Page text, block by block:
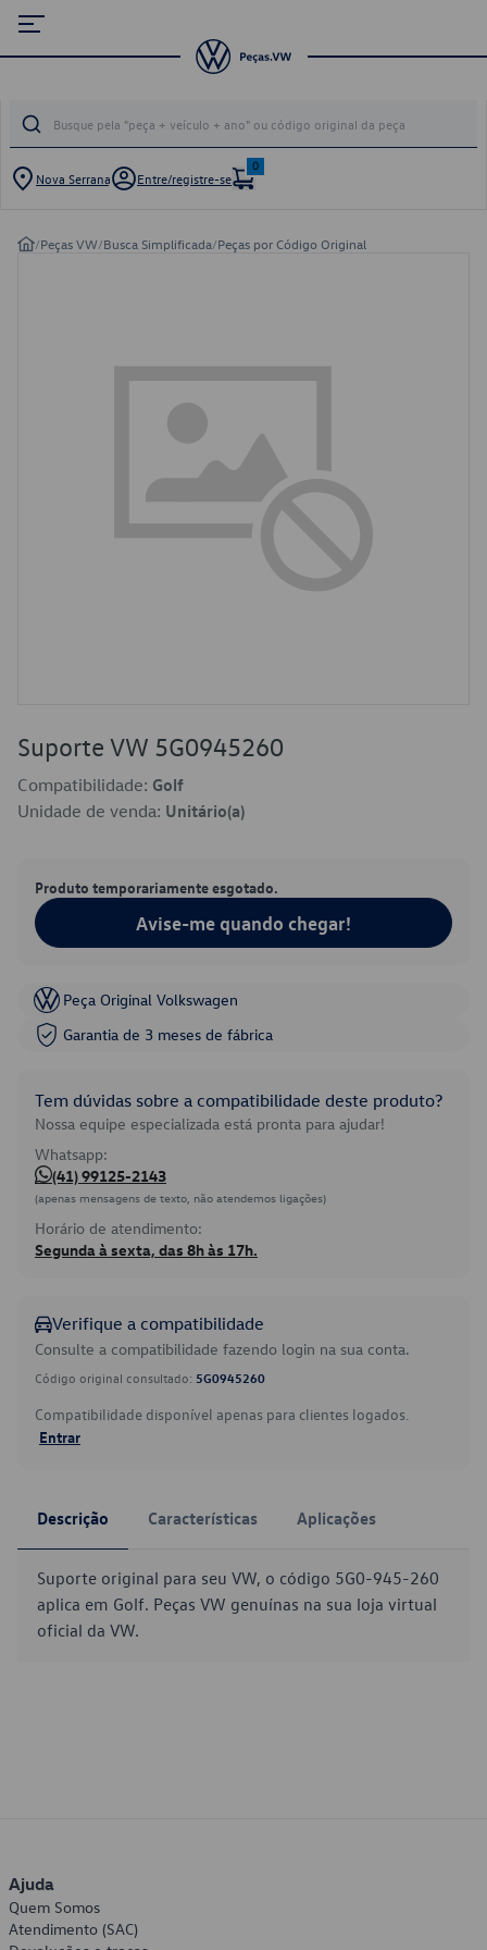
Nova Serrana Entre/registre-se
0
/Peças VW/Busca Simplificada/Peças por Código Original
Suporte VW 5G0945260
Compatibilidade: Golf
Unidade de venda: Unitário(a)
Produto temporariamente esgotado.
Avise-me quando chegar!
Peça Original Volkswagen
Garantia de 3 meses de fábrica
Tem dúvidas sobre a compatibilidade deste produto?
Nossa equipe especializada está pronta para ajudar!
Whatsapp:
(41) 99125-2143
(apenas mensagens de texto, não atendemos ligações)
Horário de atendimento:
Segunda à sexta, das 8h às 17h.
Verifique a compatibilidade
Consulte a compatibilidade fazendo login na sua conta.
Código original consultado: 5G0945260
Compatibilidade disponível apenas para clientes logados.
Entrar
Descrição Características Aplicações
Suporte original para seu VW, o código 5G0-945-260
aplica em Golf. Peças VW genuínas na sua loja virtual
oficial da VW.
Ajuda
Quem Somos
Atendimento (SAC)